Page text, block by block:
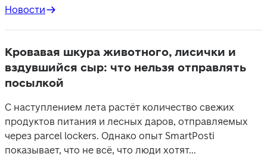
Новости
Кровавая шкура животного, лисички и
вздувшийся сыр: что нельзя отправлять
посылкой
С наступлением лета растёт количество свежих
продуктов питания и лесных даров, отправляемых
через parcel lockers. Однако опыт SmartPosti
показывает, что не всё, что люди хотят...